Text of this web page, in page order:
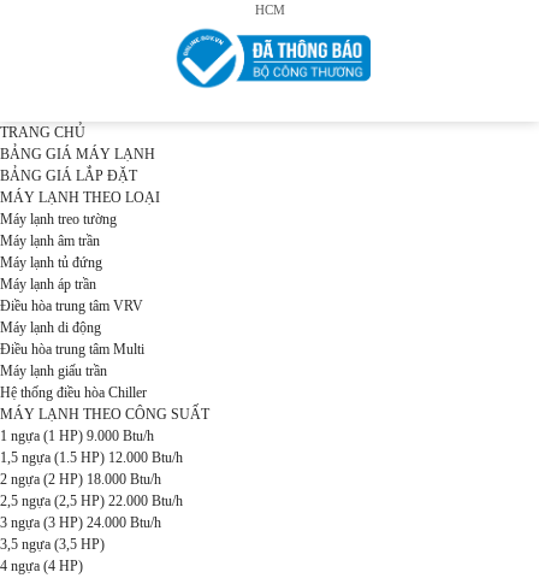
HCM
TRANG CHỦ
BẢNG GIÁ MÁY LẠNH
BẢNG GIÁ LẮP ĐẶT
MÁY LẠNH THEO LOẠI
Máy lạnh treo tường
Máy lạnh âm trần
Máy lạnh tủ đứng
Máy lạnh áp trần
Điều hòa trung tâm VRV
Máy lạnh di động
Điều hòa trung tâm Multi
Máy lạnh giấu trần
Hệ thống điều hòa Chiller
MÁY LẠNH THEO CÔNG SUẤT
1 ngựa (1 HP) 9.000 Btu/h
1,5 ngựa (1.5 HP) 12.000 Btu/h
2 ngựa (2 HP) 18.000 Btu/h
2,5 ngựa (2,5 HP) 22.000 Btu/h
3 ngựa (3 HP) 24.000 Btu/h
3,5 ngựa (3,5 HP)
4 ngựa (4 HP)